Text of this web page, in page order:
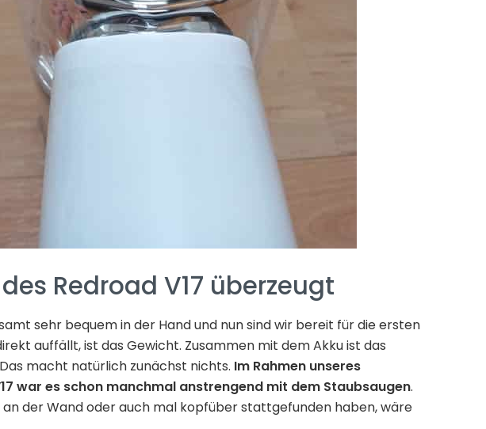
Redroad V17 überzeugt
sehr bequem in der Hand und nun sind wir bereit für die ersten
auffällt, ist das Gewicht. Zusammen mit dem Akku ist das
macht natürlich zunächst nichts. Im Rahmen unseres
war es schon manchmal anstrengend mit dem Staubsaugen.
der Wand oder auch mal kopfüber stattgefunden haben, wäre